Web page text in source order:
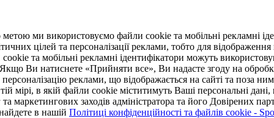
ми використовуємо файли cookie та мобільні рекламні
цілей та персоналізації реклами, тобто для
та мобільні рекламні ідентифікатори можуть
Ви натиснете «Прийняти все», Ви надасте згоду на
реклами, що відображається на сайті та поза
мірі, в якій файли cookie міститимуть Ваші персональні
маркетингових заходів адміністратора та його Довірених
в нашій Політиці конфіденційності та файлів cookie -